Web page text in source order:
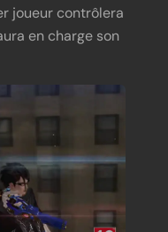
joueur contrôlera
en charge son